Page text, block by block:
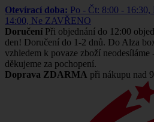
Otevírací doba: Po - Čt: 8:00 - 16:30,
14:00, Ne ZAVŘENO
Doručení Při objednání do 12:00
den! Doručení do 1-2 dnů. Do Alza
vzhledem k povaze zboží neodesíláme
děkujeme za pochopení.
Doprava ZDARMA při nákupu nad